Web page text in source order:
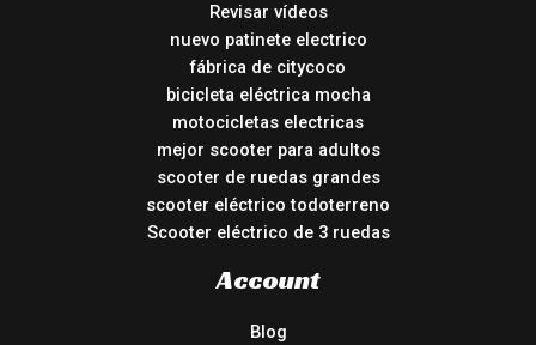
Revisar vídeos
nuevo patinete electrico
fábrica de citycoco
bicicleta eléctrica mocha
motocicletas electricas
mejor scooter para adultos
scooter de ruedas grandes
scooter eléctrico todoterreno
Scooter eléctrico de 3 ruedas
Account
Blog